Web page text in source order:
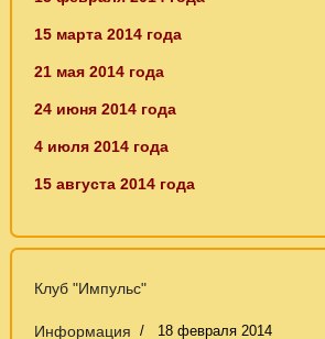
15 марта 2014 года
21 мая 2014 года
24 июня 2014 года
4 июля 2014 года
15 августа 2014 года
Клуб "Импульс"
Информация 18 февраля 2014